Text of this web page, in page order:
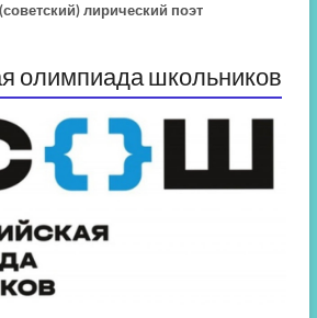
лирический поэт
олимпиада школьников